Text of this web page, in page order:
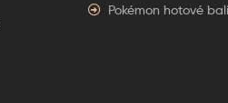
Pokémon hotové